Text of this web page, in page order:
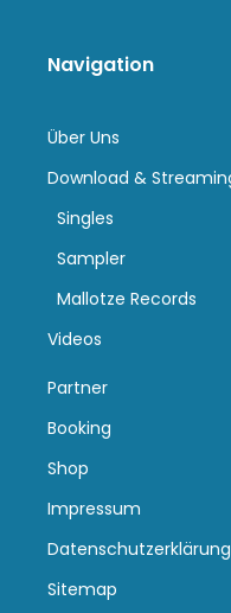
Navigation
Über Uns
Download &
Singles
Sampler
Mallotze Records
Videos
Partner
Booking
Shop
Impressum
Datenschutzerklärung
Sitemap